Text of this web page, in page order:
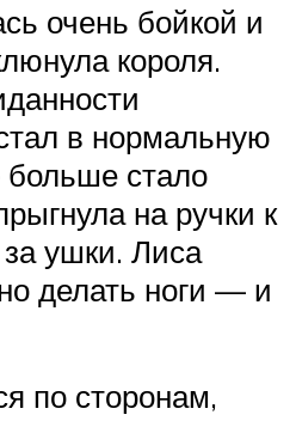
очень бойкой и
короля.
в нормальную
стало
на ручки к
ушки. Лиса
делать ноги — и
по сторонам,